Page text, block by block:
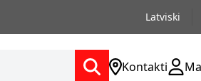
Latviski
Kontakti